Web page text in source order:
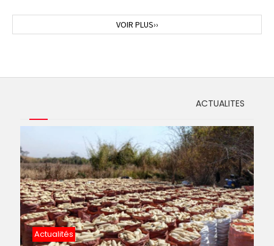
Page
suivante
VOIR PLUS››
ACTUALITES
Actualités